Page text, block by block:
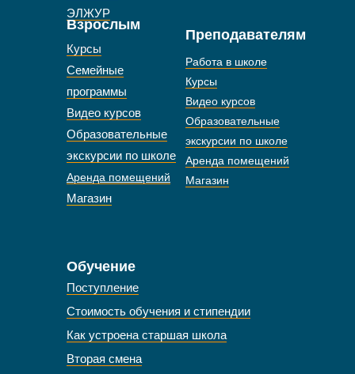
ЭЛЖУР
Взрослым
Обучение
Курсы
Семейные
программы
Видео курсов
Образовательные
экскурсии по школе
Аренда помещений
Магазин
Преподавателям
Работа в школе
Курсы
Видео курсов
Образовательные
экскурсии по школе
Аренда помещений
Магазин
Поступление
Стоимость обучения и стипендии
Как устроена старшая школа
Вторая смена